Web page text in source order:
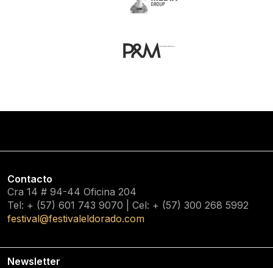
Contacto
Cra 14 # 94-44 Oficina 204
Tel: + (57) 601 743 9070 | Cel: + (57) 300 268 5992
festival@festivaleldorado.com
Newsletter